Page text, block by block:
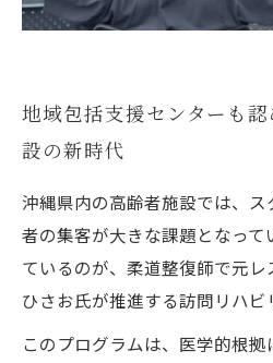
地域包括支援センターも
設の新時代
沖縄県内の高齢者施設では、
者の集客が大きな課題となっ
ているのが、柔道整復師で元
ひさお氏が推進する訪問リハビ
このプログラムは、医学的根